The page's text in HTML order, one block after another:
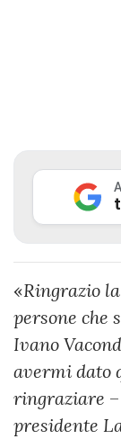
«Ringrazio
persone che
Ivano
avermi dato
ringraziare
presidente